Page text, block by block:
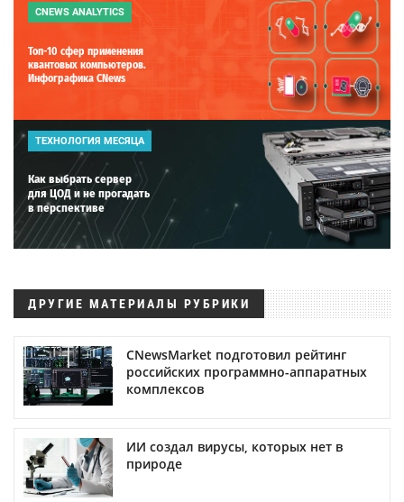
CNEWS ANALYTICS
Топ-10 сфер применения
квантовых компьютеров.
Инфографика CNews
ТЕХНОЛОГИЯ МЕСЯЦА
Как выбрать сервер
для ЦОД и не прогадать
в перспективе
ДРУГИЕ МАТЕРИАЛЫ РУБРИКИ
CNewsMarket подготовил рейтинг
российских программно-аппаратных
комплексов
ИИ создал вирусы, которых нет в
природе